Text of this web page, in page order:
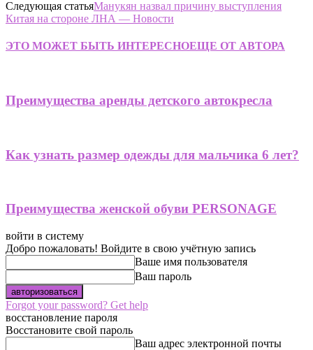
Следующая статьяМанукян назвал причину выступления
Китая на стороне ЛНА — Новости
ЭТО МОЖЕТ БЫТЬ ИНТЕРЕСНОЕЩЕ ОТ АВТОРА
Преимущества аренды детского автокресла
Как узнать размер одежды для мальчика 6 лет?
Преимущества женской обуви PERSONAGE
войти в систему
Добро пожаловать! Войдите в свою учётную запись
Ваше имя пользователя
Ваш пароль
Forgot your password? Get help
восстановление пароля
Восстановите свой пароль
Ваш адрес электронной почты